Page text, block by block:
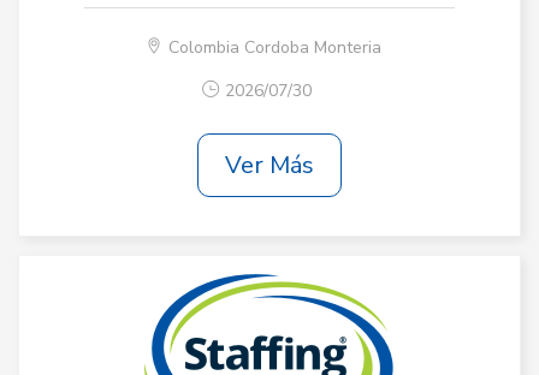
Colombia Cordoba Monteria
2026/07/30
Ver Más